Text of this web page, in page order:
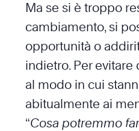
Ma se si è troppo
cambiamento, si
opportunità o
indietro. Per
al modo in cui
abitualmente ai
“Cosa potremmo